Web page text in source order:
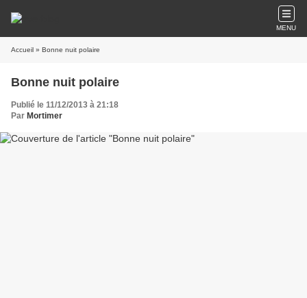
MENU
Accueil » Bonne nuit polaire
Bonne nuit polaire
Publié le 11/12/2013 à 21:18
Par Mortimer